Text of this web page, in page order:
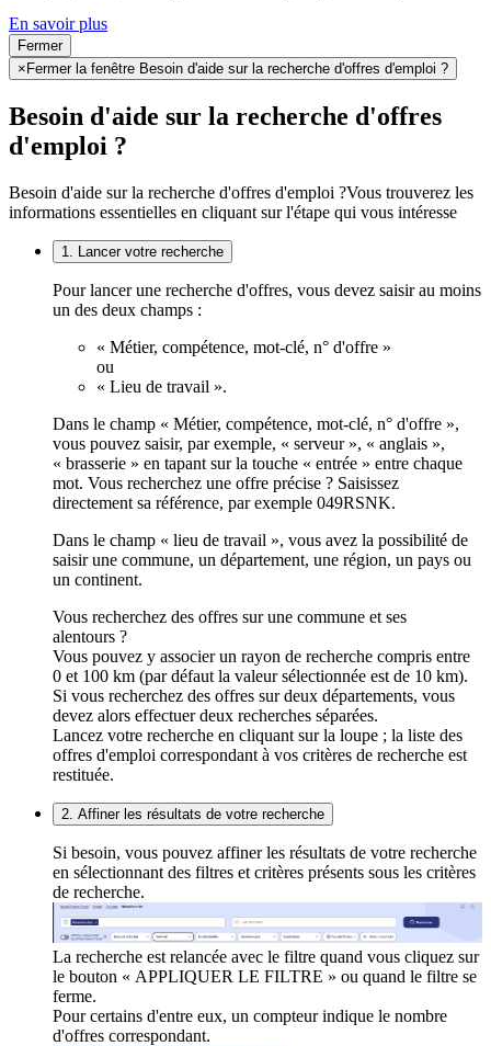
En savoir plus
Fermer
×Fermer la fenêtre Besoin d'aide sur la recherche d'offres d'emploi ?
Besoin d'aide sur la recherche d'offres
d'emploi ?
Besoin d'aide sur la recherche d'offres d'emploi ?Vous trouverez les
informations essentielles en cliquant sur l'étape qui vous intéresse
1. Lancer votre recherche
Pour lancer une recherche d'offres, vous devez saisir au moins
un des deux champs :
« Métier, compétence, mot-clé, n° d'offre »
ou
« Lieu de travail ».
Dans le champ « Métier, compétence, mot-clé, n° d'offre »,
vous pouvez saisir, par exemple, « serveur », « anglais »,
« brasserie » en tapant sur la touche « entrée » entre chaque
mot. Vous recherchez une offre précise ? Saisissez
directement sa référence, par exemple 049RSNK.
Dans le champ « lieu de travail », vous avez la possibilité de
saisir une commune, un département, une région, un pays ou
un continent.
Vous recherchez des offres sur une commune et ses
alentours ?
Vous pouvez y associer un rayon de recherche compris entre
0 et 100 km (par défaut la valeur sélectionnée est de 10 km).
Si vous recherchez des offres sur deux départements, vous
devez alors effectuer deux recherches séparées.
Lancez votre recherche en cliquant sur la loupe ; la liste des
offres d'emploi correspondant à vos critères de recherche est
restituée.
2. Affiner les résultats de votre recherche
Si besoin, vous pouvez affiner les résultats de votre recherche
en sélectionnant des filtres et critères présents sous les critères
de recherche.
La recherche est relancée avec le filtre quand vous cliquez sur
le bouton « APPLIQUER LE FILTRE » ou quand le filtre se
ferme.
Pour certains d'entre eux, un compteur indique le nombre
d'offres correspondant.